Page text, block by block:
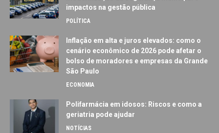
impactos na gestão pública
POLÍTICA
Inflação em alta e juros elevados: como o
cenário econômico de 2026 pode afetar o
bolso de moradores e empresas da Grande
São Paulo
ECONOMIA
Polifarmácia em idosos: Riscos e como a
geriatria pode ajudar
NOTÍCIAS